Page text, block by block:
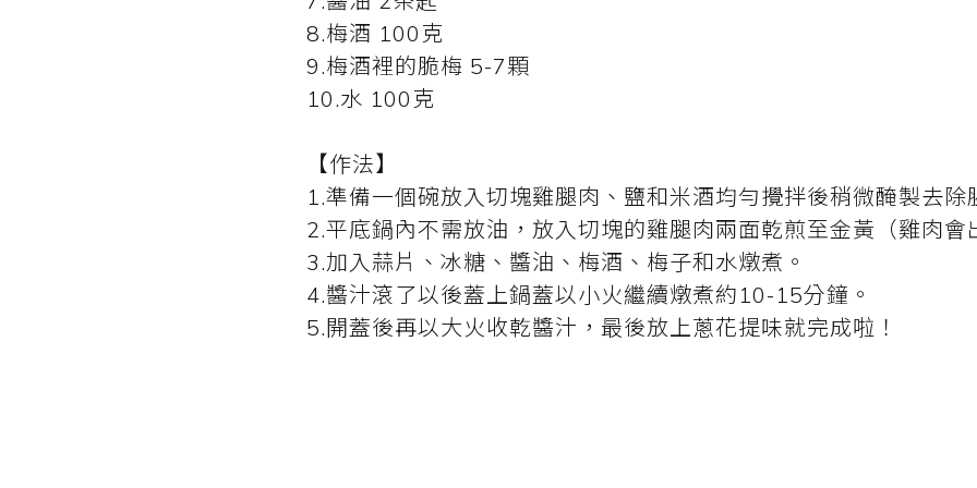
8.梅酒 100克
9.梅酒裡的脆梅 5-7顆
10.水 100克
【作法】
1.準備一個碗放入切塊雞腿肉、鹽和米酒均勻攪拌後稍微醃製去除
2.平底鍋內不需放油，放入切塊的雞腿肉兩面乾煎至金黃（雞肉會
3.加入蒜片、冰糖、醬油、梅酒、梅子和水燉煮。
4.醬汁滾了以後蓋上鍋蓋以小火繼續燉煮約10-15分鐘。
5.開蓋後再以大火收乾醬汁，最後放上蔥花提味就完成啦！